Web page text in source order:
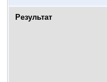
Результат